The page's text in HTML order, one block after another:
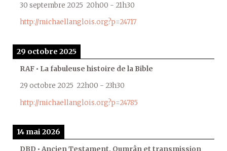
30 septembre 2025 20h00 - 21h30
http://michaellanglois.org?p=24717
29 octobre 2025
RAF • La fabuleuse histoire de la Bible
29 octobre 2025 22h00 - 23h30
http://michaellanglois.org?p=24785
14 mai 2026
DBD • Ancien Testament, Qumrân et transmission